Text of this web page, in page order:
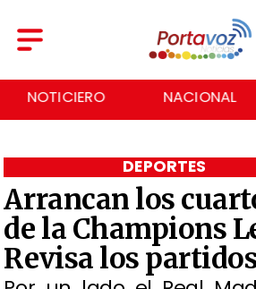
NACIONAL REGIONES
Arrancan los
de la Champions
Revisa los
DEPORTES